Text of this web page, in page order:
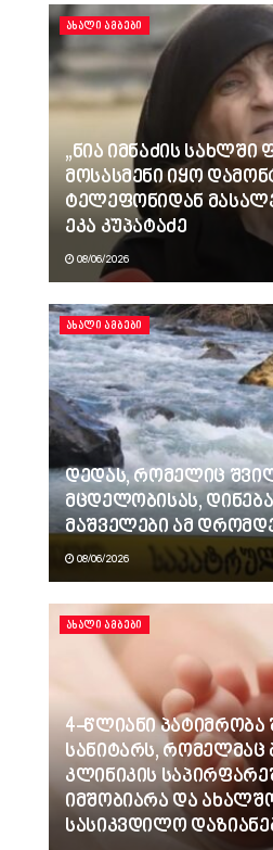
ᲐᲮᲐᲚᲘ ᲐᲛᲑᲔᲑᲘ
„ნია იმნაძის
მოსასმენი იყო
ტელეფონიდან
ეკა კუპატაძე
08/06/2026
ᲐᲮᲐᲚᲘ ᲐᲛᲑᲔᲑᲘ
დედას, რომელიც
მცდელობისას,
მაშველები ამ
08/06/2026
ᲐᲮᲐᲚᲘ ᲐᲛᲑᲔᲑᲘ
4-წლიანი პატიმრობა
სანიტარს, რომელმაც
კლინიკის
იმშობიარა და
სასიკვდილო